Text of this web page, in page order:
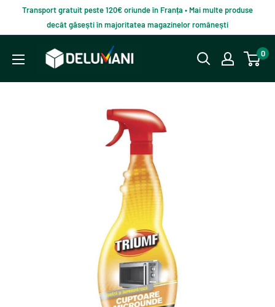
continut
Transport gratuit peste 120€ oriunde în Franța • Mai multe produse
decât găsești în majoritatea magazinelor românești
Delumani
Magazin
0